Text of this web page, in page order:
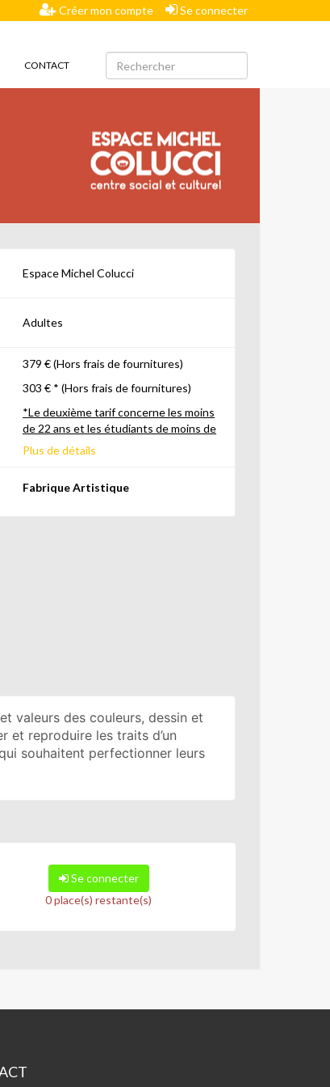
Créer mon compte Se connecter
CONTACT
Espace Michel Colucci
Adultes
379 € (Hors frais de fournitures)
303 € * (Hors frais de fournitures)
*Le deuxième tarif concerne les moins
de 22 ans et les étudiants de moins de
26 ans
Plus de détails
Fabrique Artistique
valeurs des couleurs, dessin et
et reproduire les traits d’un
souhaitent perfectionner leurs
Se connecter
0 place(s) restante(s)